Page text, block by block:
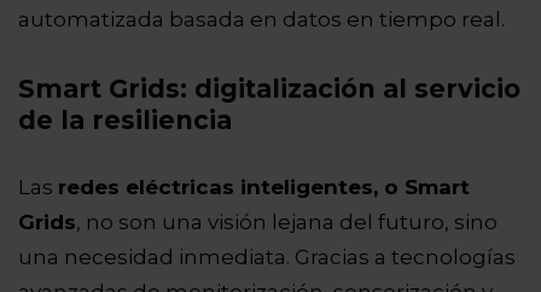
automatizada basada en datos en tiempo real.
Smart Grids: digitalización al servicio
de la resiliencia
Las redes eléctricas inteligentes, o Smart
Grids, no son una visión lejana del futuro, sino
una necesidad inmediata. Gracias a tecnologías